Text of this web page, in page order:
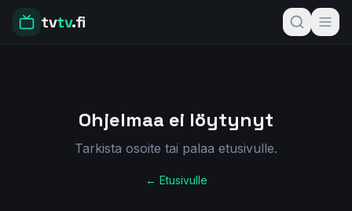
tvtv.fi
Ohjelmaa ei löytynyt
Tarkista osoite tai palaa etusivulle.
← Etusivulle